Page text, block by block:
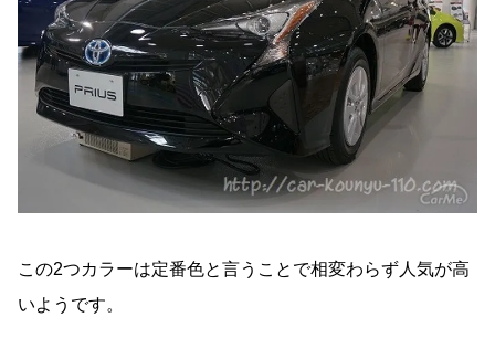
この2つカラーは定番色と言うことで相変わらず人気が高
いようです。